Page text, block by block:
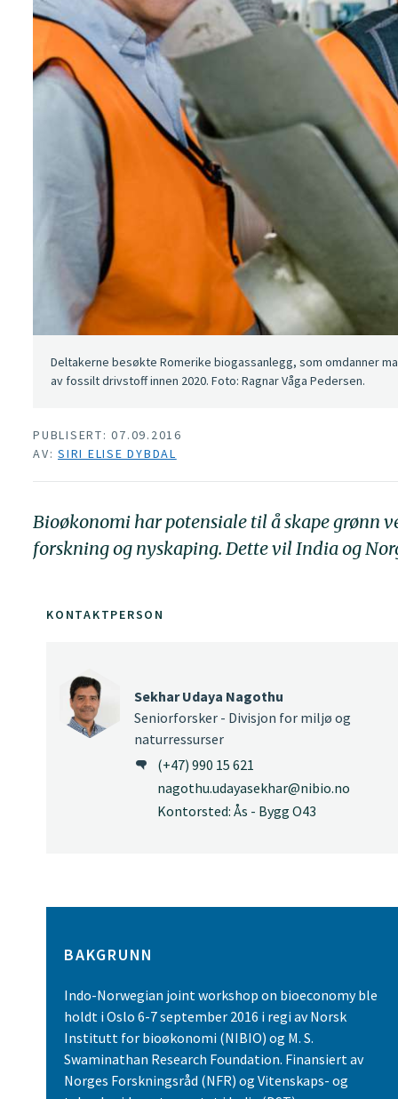
Deltakerne besøkte Romerike biogassanlegg, som omdanner
av fossilt drivstoff innen 2020. Foto: Ragnar Våga Pedersen.
PUBLISERT: 07.09.2016
AV: SIRI ELISE DYBDAL
Bioøkonomi har potensiale til å skape grønn
forskning og nyskaping. Dette vil India og
KONTAKTPERSON
Sekhar Udaya Nagothu
Seniorforsker - Divisjon for miljø og
naturressurser
(+47) 990 15 621
nagothu.udayasekhar@nibio.no
Kontorsted: Ås - Bygg O43
BAKGRUNN
Indo-Norwegian joint workshop on bioeconomy ble
holdt i Oslo 6-7 september 2016 i regi av Norsk
Institutt for bioøkonomi (NIBIO) og M. S.
Swaminathan Research Foundation. Finansiert av
Norges Forskningsråd (NFR) og Vitenskaps- og